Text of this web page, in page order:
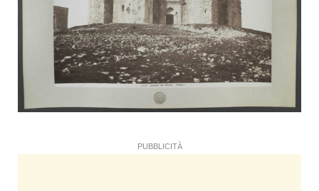
PUBBLICITÀ